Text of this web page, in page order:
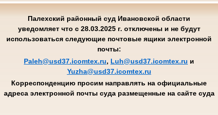
Палехский районный суд Ивановской области
уведомляет что с 28.03.2025 г. отключены и не будут
использоваться следующие почтовые ящики электронной
почты:
Paleh@usd37.icomtex.ru, Luh@usd37.icomtex.ru и
Yuzha@usd37.icomtex.ru
Корреспонденцию просим направлять на официальные
адреса электронной почты суда размещенные на сайте суда